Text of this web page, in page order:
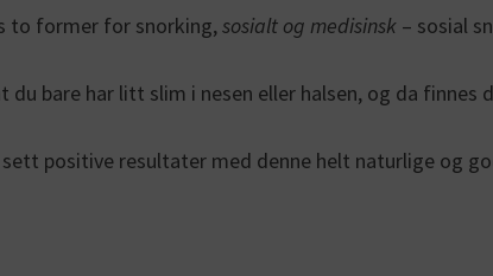
to former for snorking,sosialt og medisinsk – sosial
du bare har litt slim i nesen eller halsen, og da
positive resultater med denne helt naturlige og